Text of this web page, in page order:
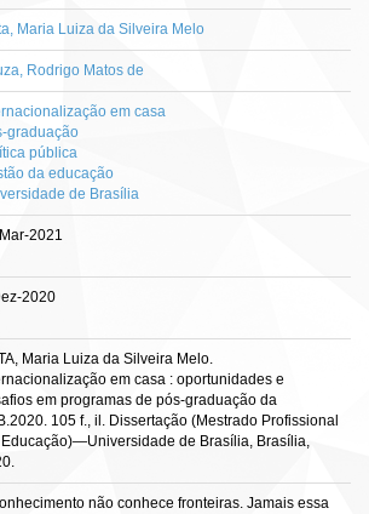
Maria Luiza da Silveira Melo
Rodrigo Matos de
em casa
graduação
pública
da educação
de Brasília
2021
2020
Maria Luiza da Silveira Melo.
em casa : oportunidades e
em programas de pós-graduação da
105 f., il. Dissertação (Mestrado Profissional
de Brasília, Brasília,
não conhece fronteiras. Jamais essa